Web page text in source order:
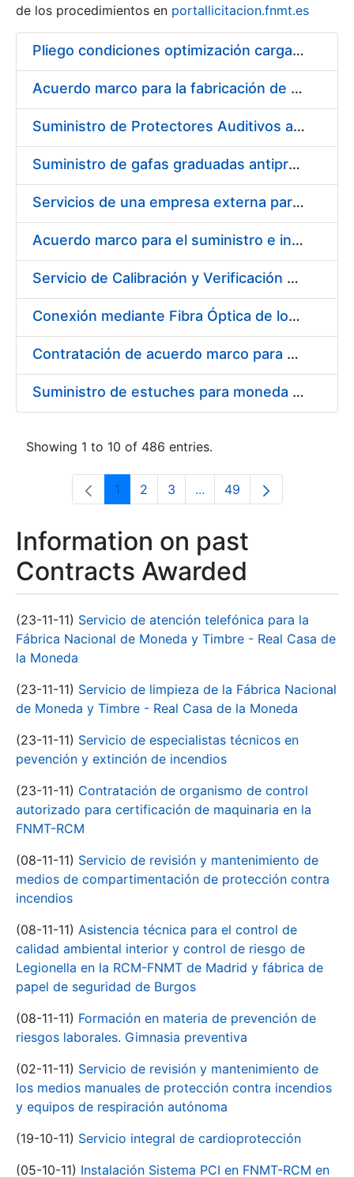
Show/Hide
de los procedimientos en portallicitacion.fnmt.es
Pliego condiciones optimización cargas compras firmado
Acuerdo marco para la fabricación de piezas
Suministro de Protectores Auditivos a medida para las personas trabajadoras de los Centros de Trabajo de Madrid y Burgos
Suministro de gafas graduadas antiproyecciones para los trabajadores de la FNMT-RCM en los centros de trabajo de Madrid y Burgos
Servicios de una empresa externa para el asesoramiento y resolución de los recursos de alzada que se presentan relacionados con procesos de selección para la FNMT-RCM
Acuerdo marco para el suministro e instalación de persianas, estores y otros complementos
Servicio de Calibración y Verificación Externa de los Equipos de Medición del Servicio de Prevención de la FNMT-RCM
Conexión mediante Fibra Óptica de los Centros de Proceso de Datos (CPDs) de las sedes de la FNMT-RCM de Burgos y Madrid
Contratación de acuerdo marco para el Suministro de Material de Electricidad para la Fábrica Nacional de Moneda y Timbre-Real Casa de la Moneda en su centro de trabajo de Burgos
Suministro de estuches para moneda de 30 €
Showing 1 to 10 of 486 entries.
Page
1 Page
2 Page
3 ...Intermediate Pages Use
Page
49
Information on past
Contracts Awarded
(23-11-11) Servicio de atención telefónica para la
Fábrica Nacional de Moneda y Timbre - Real Casa de
la Moneda
(23-11-11) Servicio de limpieza de la Fábrica Nacional
de Moneda y Timbre - Real Casa de la Moneda
(23-11-11) Servicio de especialistas técnicos en
pevención y extinción de incendios
(23-11-11) Contratación de organismo de control
autorizado para certificación de maquinaria en la
FNMT-RCM
(08-11-11) Servicio de revisión y mantenimiento de
medios de compartimentación de protección contra
incendios
(08-11-11) Asistencia técnica para el control de
calidad ambiental interior y control de riesgo de
Legionella en la RCM-FNMT de Madrid y fábrica de
papel de seguridad de Burgos
(08-11-11) Formación en materia de prevención de
riesgos laborales. Gimnasia preventiva
(02-11-11) Servicio de revisión y mantenimiento de
los medios manuales de protección contra incendios
y equipos de respiración autónoma
(19-10-11) Servicio integral de cardioprotección
(05-10-11) Instalación Sistema PCI en FNMT-RCM en